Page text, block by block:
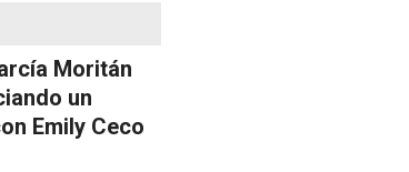
Moritán
un
Emily Ceco